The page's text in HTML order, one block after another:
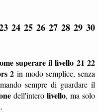
24 25 26 27 28 29 30
superare il livello 21 22
2 in modo semplice, senza
sempre di guardare il
dell'intero livello, ma solo